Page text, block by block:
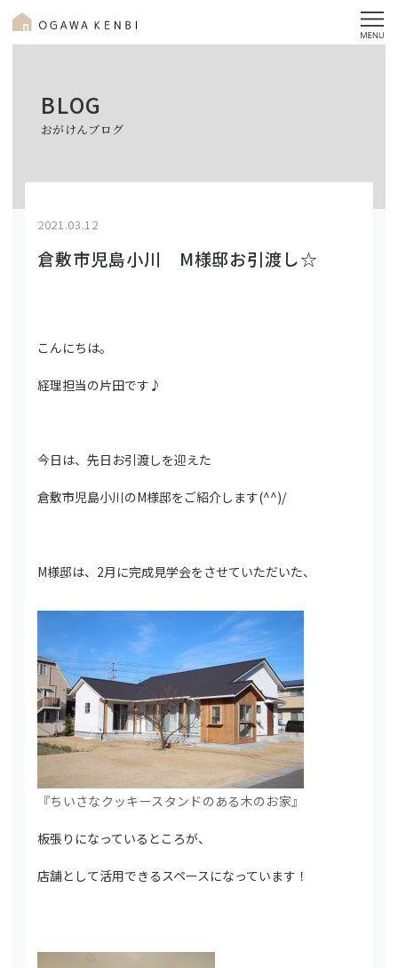
BLOG
おがけんブログ
2021.03.12
倉敷市児島小川 M様邸お引渡し☆
こんにちは。
経理担当の片田です♪
今日は、先日お引渡しを迎えた
倉敷市児島小川のM様邸をご紹介します(^^)/
M様邸は、2月に完成見学会をさせていただいた、
『ちいさなクッキースタンドのある木のお家』
板張りになっているところが、
店舗として活用できるスペースになっています！